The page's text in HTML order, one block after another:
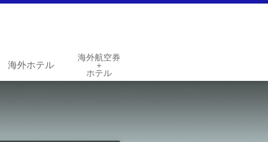
海外ホテル
海外航空券
＋
ホテル